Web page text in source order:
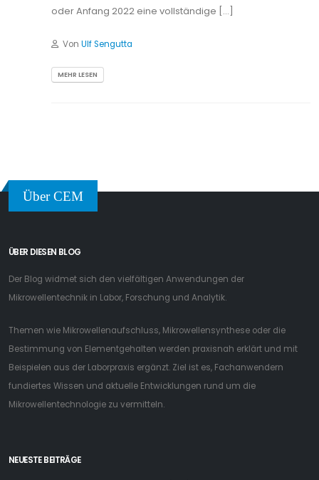
oder Anfang 2022 eine vollständige […]
Von Ulf Sengutta
MEHR LESEN
Über CEM
ÜBER DIESEN BLOG
Der Blog widmet sich den vielfältigen Anwendungen der
Mikrowellentechnik in Labor, Forschung und Analytik.
Themen wie Mikrowellenaufschluss, Mikrowellensynthese oder die
Bestimmung von Elementgehalten werden praxisnah erklärt und mit
Beispielen aus der Laborpraxis ergänzt. Ziel ist es, Fachanwendern
fundiertes Wissen und aktuelle Entwicklungen rund um die
Mikrowellentechnologie zu vermitteln.
NEUESTE BEITRÄGE